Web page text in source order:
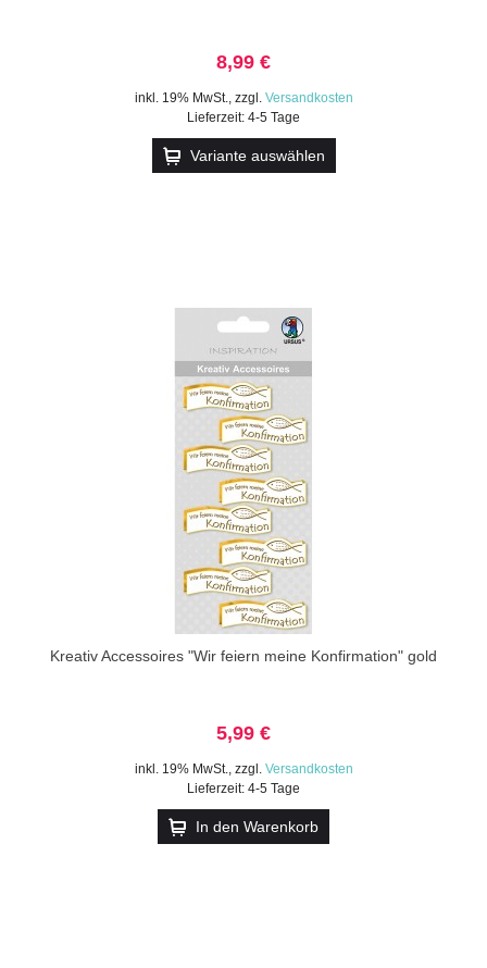
8,99 €
inkl. 19% MwSt., zzgl. Versandkosten
Lieferzeit: 4-5 Tage
Variante auswählen
Kreativ Accessoires "Wir feiern meine Konfirmation" gold
5,99 €
inkl. 19% MwSt., zzgl. Versandkosten
Lieferzeit: 4-5 Tage
In den Warenkorb